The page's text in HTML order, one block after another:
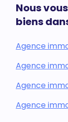
Nous
biens
Agence
Agence
Agence
Agence